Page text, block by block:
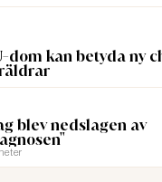
dom kan betyda ny
blev nedslagen av